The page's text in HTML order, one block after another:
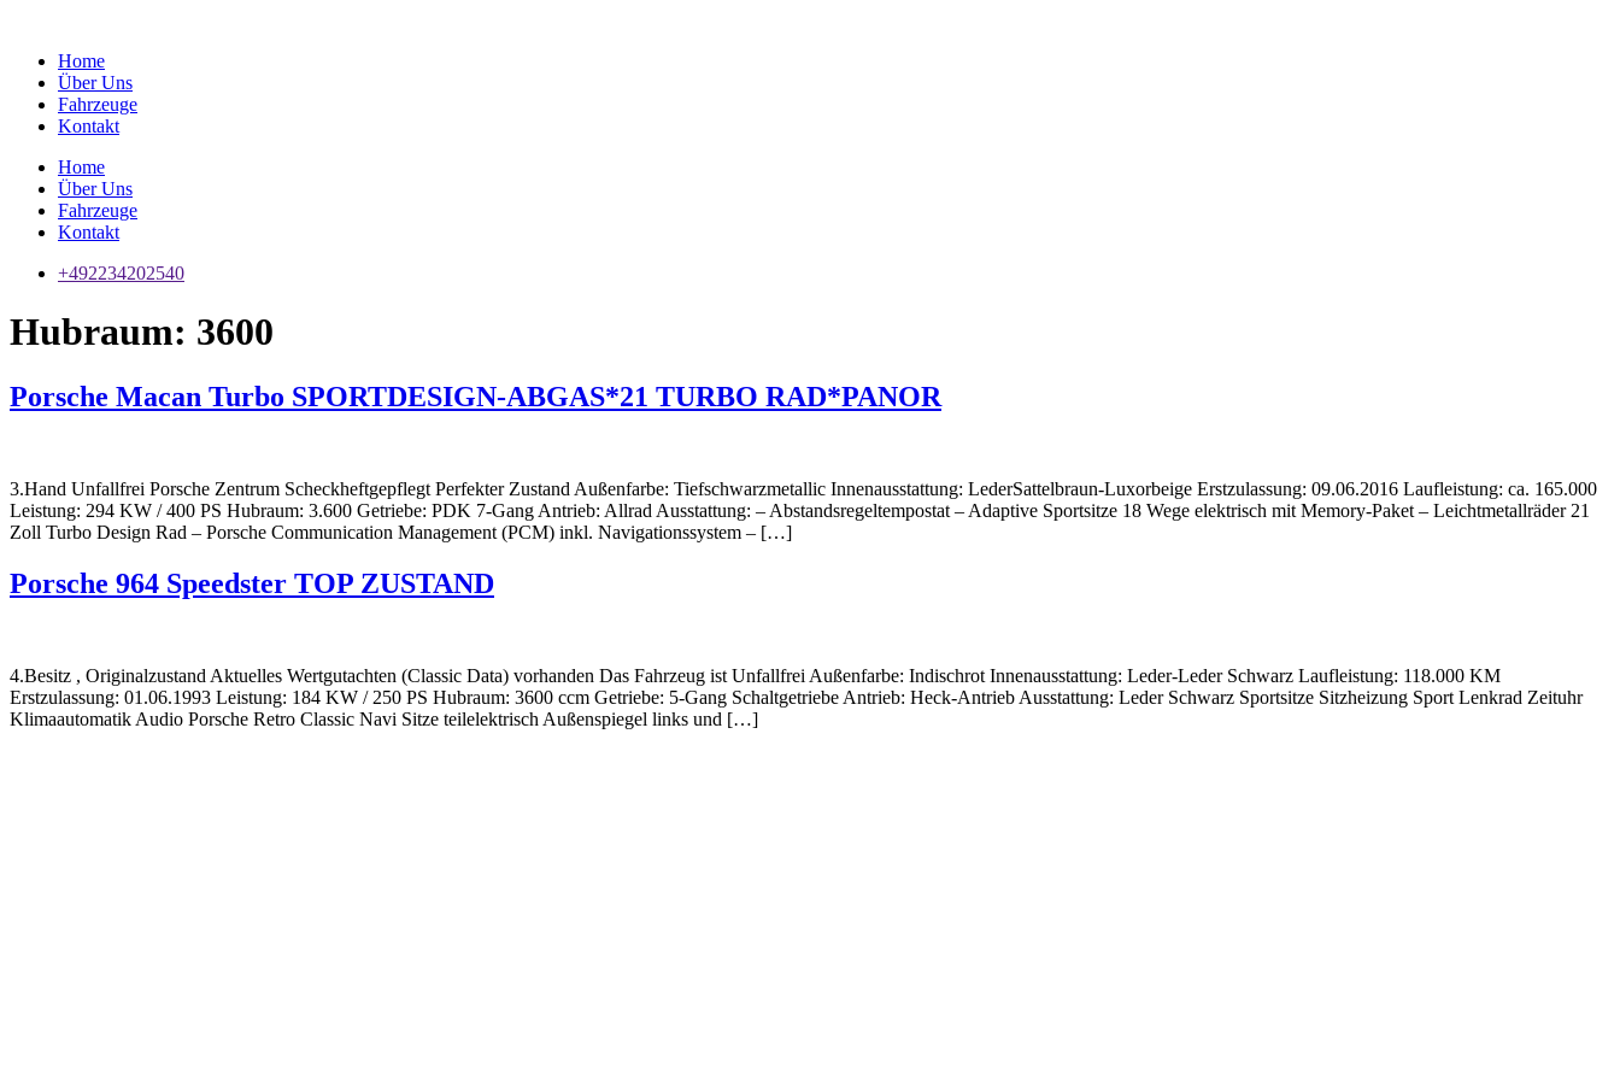
springenHome
Über Uns
Fahrzeuge
Kontakt
Home
Über Uns
Fahrzeuge
Kontakt
+492234202540
Hubraum: 3600
Porsche Macan Turbo SPORTDESIGN-ABGAS*21 TURBO RAD*PANOR
3.Hand Unfallfrei Porsche Zentrum Scheckheftgepflegt Perfekter Zustand Außenfarbe: Tiefschwarzmetallic Innenausstattung: LederSattelbraun-Luxorbeige Erstzulassung: 09.06.2016 Laufleistung: ca. 165.000
Leistung: 294 KW / 400 PS Hubraum: 3.600 Getriebe: PDK 7-Gang Antrieb: Allrad Ausstattung: – Abstandsregeltempostat – Adaptive Sportsitze 18 Wege elektrisch mit Memory-Paket – Leichtmetallräder 21
Zoll Turbo Design Rad – Porsche Communication Management (PCM) inkl. Navigationssystem – […]
Porsche 964 Speedster TOP ZUSTAND
4.Besitz , Originalzustand Aktuelles Wertgutachten (Classic Data) vorhanden Das Fahrzeug ist Unfallfrei Außenfarbe: Indischrot Innenausstattung: Leder-Leder Schwarz Laufleistung: 118.000 KM
Erstzulassung: 01.06.1993 Leistung: 184 KW / 250 PS Hubraum: 3600 ccm Getriebe: 5-Gang Schaltgetriebe Antrieb: Heck-Antrieb Ausstattung: Leder Schwarz Sportsitze Sitzheizung Sport Lenkrad Zeituhr
Klimaautomatik Audio Porsche Retro Classic Navi Sitze teilelektrisch Außenspiegel links und […]